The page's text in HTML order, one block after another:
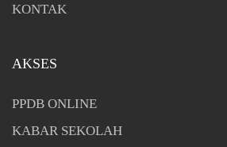
KONTAK
AKSES
PPDB ONLINE
KABAR SEKOLAH